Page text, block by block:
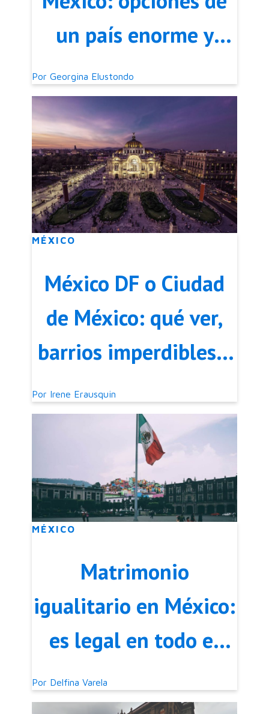
un país enorme y
diverso
Por Georgina Elustondo
MÉXICO
México DF o Ciudad
de México: qué ver,
barrios imperdibles y
consejos para viajar
Por Irene Erausquin
MÉXICO
Matrimonio
igualitario en México:
es legal en todo el
Por Delfina Varela